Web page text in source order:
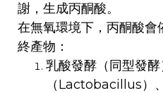
謝，生成丙酮酸。
在無氧環境下，丙酮酸會
終產物：
乳酸發酵（同型發
（Lactobacillus）